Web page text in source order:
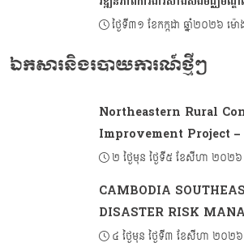
ហេដ្ឋារចនាសម្ព័ន្ធនានា នៅក្នុងខេត្ត
ថ្ងៃទី៣១ ខែកក្កដា ឆ្នាំ២០២៦ ម៉
ឯកសារនិងរបាយការណ៍ថ្មីៗ
Northeastern Rural
Improvement Project –
២ ថ្ងៃមុន ថ្ងៃទី៥ ខែសីហា ២០២៦
CAMBODIA
DISASTER RISK
PROJECT 2 (CSADRM-2)
៤ ថ្ងៃមុន ថ្ងៃទី៣ ខែសីហា ២០២៦